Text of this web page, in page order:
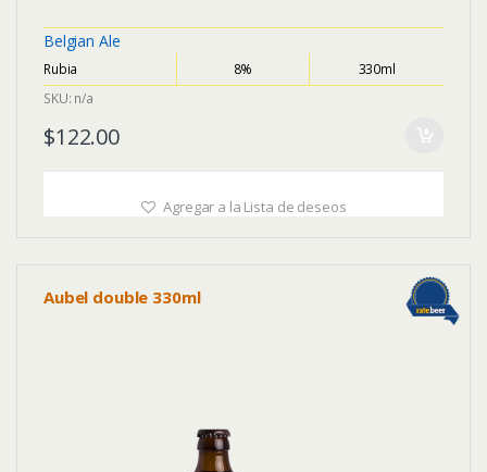
Belgian Ale
Rubia 8%
330ml
SKU: n/a
$122.00
Agregar a la Lista de deseos
Aubel double 330ml